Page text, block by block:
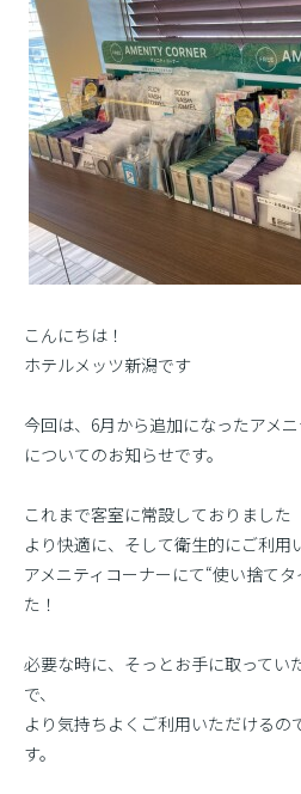
こんにちは！
ホテルメッツ新潟です
今回は、6月から追加になったアメ
についてのお知らせです。
これまで客室に常設しておりました
より快適に、そして衛生的にご利用
アメニティコーナーにて“使い捨て
た！
必要な時に、そっとお手に取ってい
で、
より気持ちよくご利用いただけるの
す。